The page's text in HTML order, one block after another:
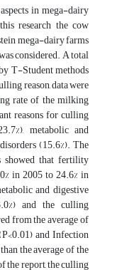
in mega-dairy
research the cow
mega-dairy farms
considered. A total
T-Student methods
reason, data were
rate of the milking
reasons for culling
metabolic and
(15.6%). The
that fertility
in 2005 to 24.6% in
and digestive
and the culling
from the average of
and Infection
the average of the
the report, the culling